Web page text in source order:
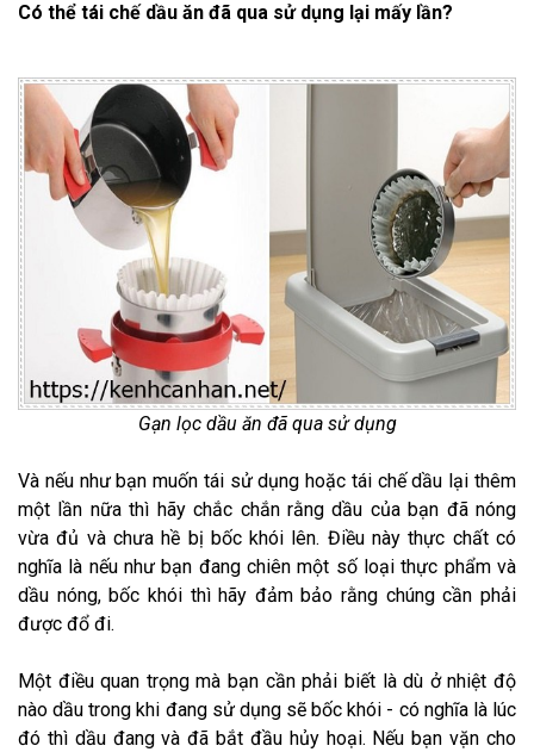
Có thể tái chế dầu ăn đã qua sử dụng lại mấy lần?
Gạn lọc dầu ăn đã qua sử dụng
Và nếu như bạn muốn tái sử dụng hoặc tái chế dầu lại thêm
một lần nữa thì hãy chắc chắn rằng dầu của bạn đã nóng
vừa đủ và chưa hề bị bốc khói lên. Điều này thực chất có
nghĩa là nếu như bạn đang chiên một số loại thực phẩm và
dầu nóng, bốc khói thì hãy đảm bảo rằng chúng cần phải
được đổ đi.
Một điều quan trọng mà bạn cần phải biết là dù ở nhiệt độ
nào dầu trong khi đang sử dụng sẽ bốc khói - có nghĩa là lúc
đó thì dầu đang và đã bắt đầu hủy hoại. Nếu bạn vặn cho